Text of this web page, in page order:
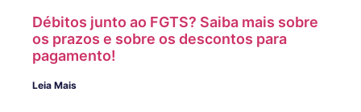
Débitos junto ao FGTS? Saiba mais sobre
os prazos e sobre os descontos para
pagamento!
Leia Mais